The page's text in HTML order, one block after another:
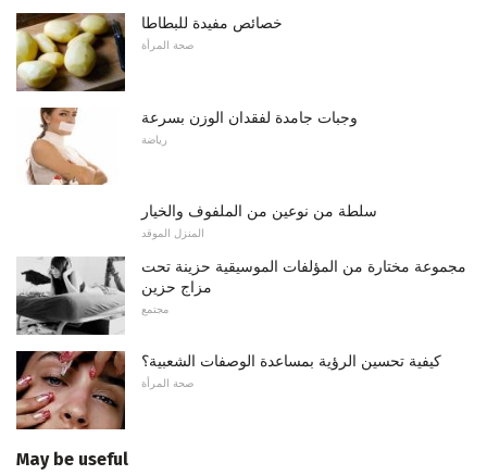
خصائص مفيدة للبطاطا
صحة المرأة
وجبات جامدة لفقدان الوزن بسرعة
رياضة
سلطة من نوعين من الملفوف والخيار
المنزل الموقد
مجموعة مختارة من المؤلفات الموسيقية حزينة تحت
مزاج حزين
مجتمع
كيفية تحسين الرؤية بمساعدة الوصفات الشعبية؟
صحة المرأة
May be useful